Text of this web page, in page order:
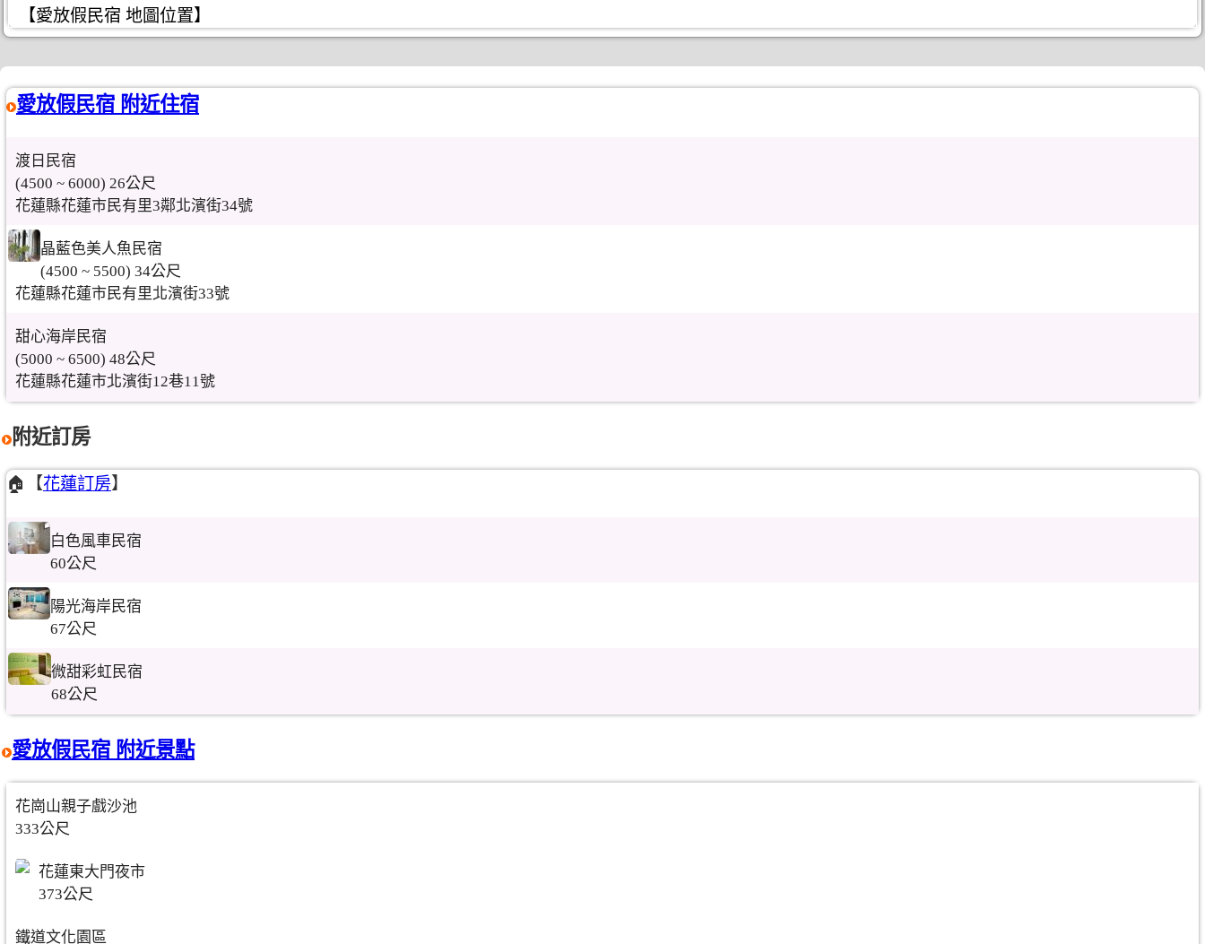
【愛放假民宿 地圖位置】
愛放假民宿 附近住宿
渡日民宿
(4500 ~ 6000) 26公尺
花蓮縣花蓮市民有里3鄰北濱街34號
晶藍色美人魚民宿
(4500 ~ 5500) 34公尺
花蓮縣花蓮市民有里北濱街33號
甜心海岸民宿
(5000 ~ 6500) 48公尺
花蓮縣花蓮市北濱街12巷11號
附近訂房
🏠【花蓮訂房】
白色風車民宿
60公尺
陽光海岸民宿
67公尺
微甜彩虹民宿
68公尺
愛放假民宿 附近景點
花崗山親子戲沙池
333公尺
花蓮東大門夜市
373公尺
鐵道文化園區